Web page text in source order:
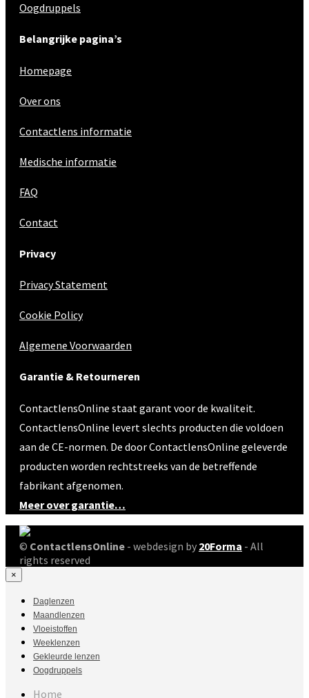
Oogdruppels
Belangrijke pagina’s
Homepage
Over ons
Contactlens informatie
Medische informatie
FAQ
Contact
Privacy
Privacy Statement
Cookie Policy
Algemene Voorwaarden
Garantie & Retourneren
ContactlensOnline staat garant voor de kwaliteit.
ContactlensOnline levert slechts producten die voldoen
aan de CE-normen. De door ContactlensOnline geleverde
producten worden rechtstreeks van de betreffende
fabrikant afgenomen.
Meer over garantie…
© ContactlensOnline - webdesign by 20Forma - All
rights reserved
×
Daglenzen
Maandlenzen
Vloeistoffen
Weeklenzen
Gekleurde lenzen
Oogdruppels
Home